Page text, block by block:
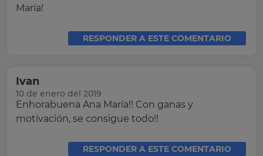
María!
RESPONDER A ESTE COMENTARIO
Ivan
10 de enero del 2019
Enhorabuena Ana María!! Con ganas y
motivación, se consigue todo!!
RESPONDER A ESTE COMENTARIO